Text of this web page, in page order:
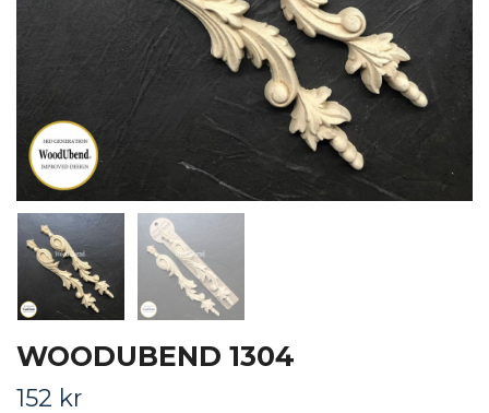
WOODUBEND 1304
152 kr